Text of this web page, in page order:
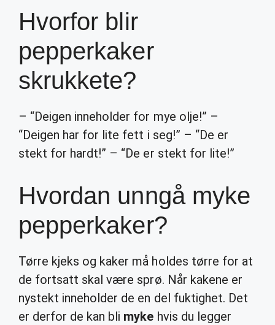
Hvorfor blir
pepperkaker
skrukkete?
– “Deigen inneholder for mye olje!” –
“Deigen har for lite fett i seg!” – “De er
stekt for hardt!” – “De er stekt for lite!”
Hvordan unngå myke
pepperkaker?
Tørre kjeks og kaker må holdes tørre for at
de fortsatt skal være sprø. Når kakene er
nystekt inneholder de en del fuktighet. Det
er derfor de kan bli myke hvis du legger